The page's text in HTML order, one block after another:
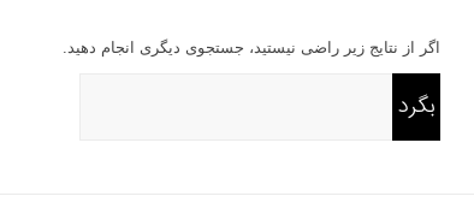
اگر از نتایج زیر راضی نیستید، جستجوی دیگری انجام دهید.